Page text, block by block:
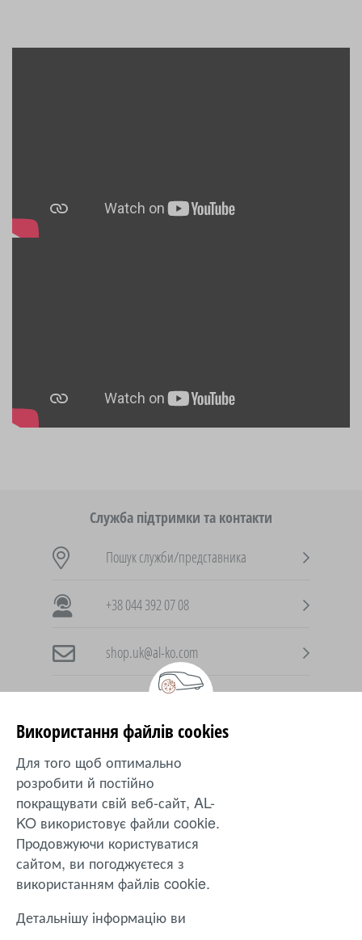
Служба підтримки та контакти
Пошук служби/представника
+38 044 392 07 08
shop.uk@al-ko.com
AL-KO в інших країнах
Захист | inTOUCH | Контакти
|
Оферта | Доставка
Gardentech. Усі права захищені.
Використання файлів cookies
Для того щоб оптимально
розробити й постійно
покращувати свій веб-сайт, AL-
KO використовує файли cookie.
Продовжуючи користуватися
сайтом, ви погоджуєтеся з
використанням файлів cookie.
Детальнішу інформацію ви